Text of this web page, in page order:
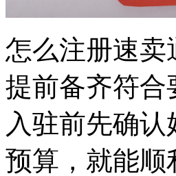
怎么注册速卖
提前备齐符合
入驻前先确
预算，就能顺